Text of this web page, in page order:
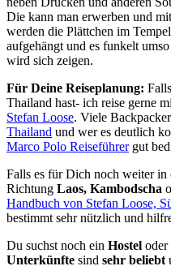
Die kann man erwerben und
werden die Plättchen im
aufgehängt und es funkelt
wird sich zeigen.
Für Deine Reiseplanung:
Thailand hast- ich reise gerne
Stefan Loose. Viele
Thailand und wer es deutlich
Marco Polo Reiseführergut
Falls es für Dich noch weiter in
Richtung Laos, Kambodscha
Handbuch von Stefan Loose,
bestimmt sehr nützlich und
Du suchst noch ein Hostel oder
Unterkünfte sind sehr beliebt